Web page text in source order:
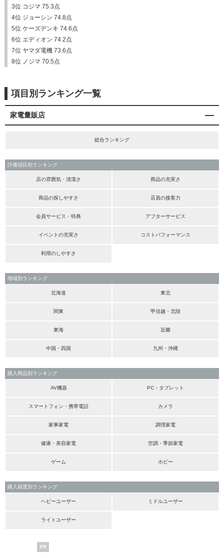
3位 コジマ 75.3点
4位 ジョーシン 74.8点
5位 ケーズデンキ 74.6点
6位 エディオン 74.2点
7位 ヤマダ電機 73.6点
8位 ノジマ 70.5点
項目別ランキング一覧
家電量販店
総合ランキング
評価項目別ランキング
店の雰囲気・清潔さ 商品の充実さ
商品の探しやすさ 店員の接客力
会員サービス・特典 アフターサービス
イベントの充実さ コストパフォーマンス
利用のしやすさ
地域別ランキング
北海道 東北
関東 甲信越・北陸
東海 近畿
中国・四国 九州・沖縄
購入商品別ランキング
AV機器 PC・タブレット
スマートフォン・携帯電話 カメラ
家事家電 調理家電
健康・美容家電 空調・季節家電
ゲーム ホビー
購入頻度別ランキング
ヘビーユーザー ミドルユーザー
ライトユーザー
PR